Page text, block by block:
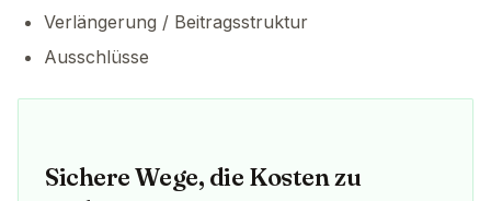
Verlängerung / Beitragsstruktur
Ausschlüsse
Sichere Wege, die Kosten zu